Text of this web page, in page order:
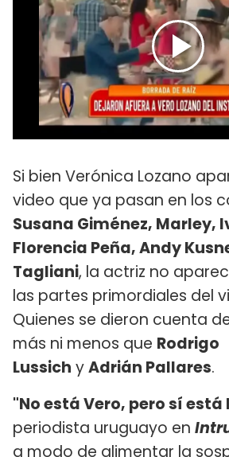
Si bien Verónica Lozano
video que ya pasan en los
Susana Giménez, Marley,
Florencia Peña, Andy
Tagliani, la actriz no
las partes primordiales del
Quienes se dieron cuenta
más ni menos que Rodrigo
Lussich yAdrián Pallares.
"No está Vero, pero sí está
periodista uruguayo en
a modo de alimentar la